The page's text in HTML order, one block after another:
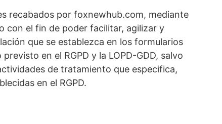
recabados por foxnewhub.com, mediante
con el fin de poder facilitar, agilizar y
que se establezca en los formularios
en el RGPD y la LOPD-GDD, salvo
de tratamiento que especifica,
en el RGPD.